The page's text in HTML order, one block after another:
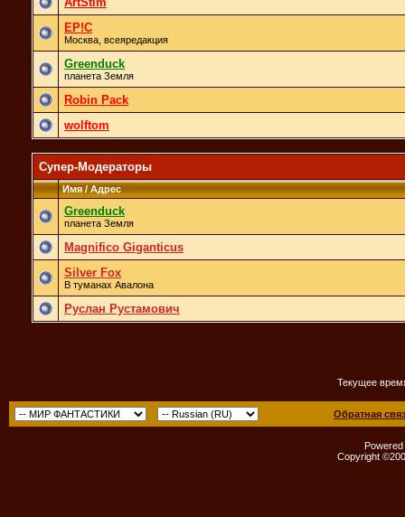
EP!C
Москва, всеяредакция
Greenduck
планета Земля
Robin Pack
wolftom
Супер-Модераторы
Имя / Адрес
Greenduck
планета Земля
Magnifico Giganticus
Silver Fox
В туманах Авалона
Руслан Рустамович
Текущее
Обратная
Copyright